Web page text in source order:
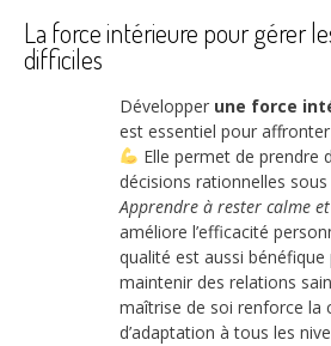
La force intérieure pour gérer
difficiles
Développer une force
est essentiel pour affronter
Elle permet de prendre
décisions rationnelles
Apprendre à rester calme
améliore l’efficacité
qualité est aussi bénéfique
maintenir des relations
maîtrise de soi renforce la
d’adaptation à tous les